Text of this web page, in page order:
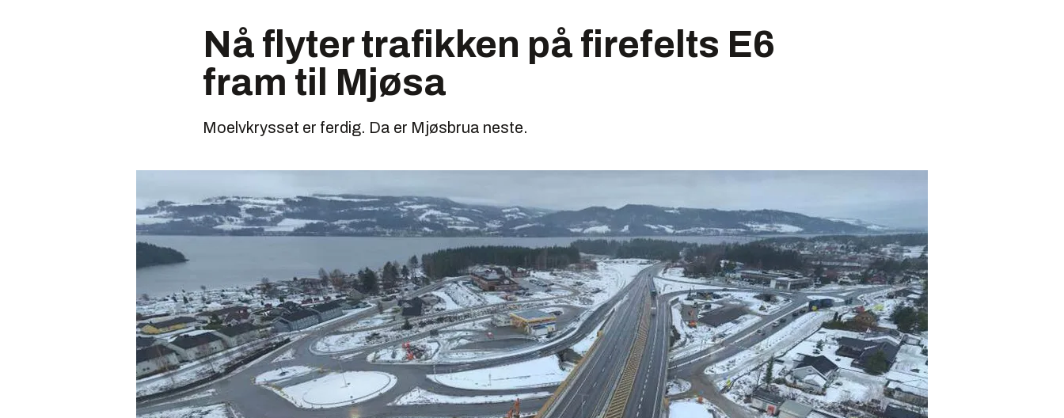
Nå flyter trafikken på firefelts E6
fram til Mjøsa
Moelvkrysset er ferdig. Da er Mjøsbrua neste.